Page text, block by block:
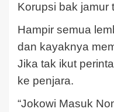
Korupsi bak jamur
Hampir semua
dan kayaknya
Jika tak ikut
ke penjara.
“Jokowi Masuk